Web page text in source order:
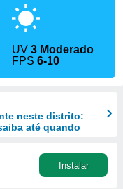
UV3 Moderado
FPS6-10
neste distrito:
até quando
Instalar